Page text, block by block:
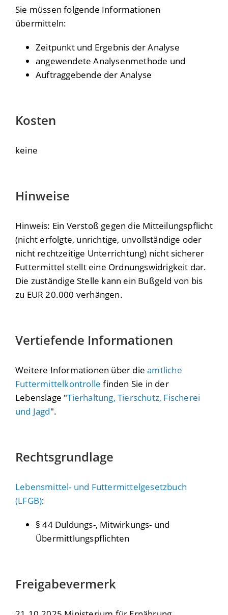
Sie müssen folgende Informationen
übermitteln:
Zeitpunkt und Ergebnis der Analyse
angewendete Analysenmethode und
Auftraggebende der Analyse
Kosten
keine
Hinweise
Hinweis: Ein Verstoß gegen die Mitteilungspflicht
(nicht erfolgte, unrichtige, unvollständige oder
nicht rechtzeitige Unterrichtung) nicht sicherer
Futtermittel stellt eine Ordnungswidrigkeit dar.
Die zuständige Stelle kann ein Bußgeld von bis
zu EUR 20.000 verhängen.
Vertiefende Informationen
Weitere Informationen über dieamtliche
Futtermittelkontrolle finden Sie in der
Lebenslage "Tierhaltung, Tierschutz, Fischerei
und Jagd".
Rechtsgrundlage
Lebensmittel- und Futtermittelgesetzbuch
(LFGB):
§ 44 Duldungs-, Mitwirkungs- und
Übermittlungspflichten
Freigabevermerk